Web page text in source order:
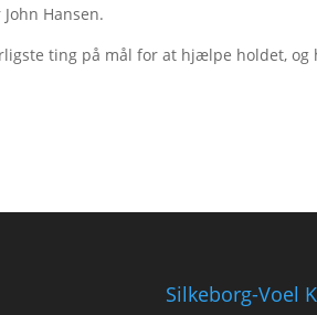
Hansen.
ting på mål for at hjælpe holdet,
Silkeborg-Voel